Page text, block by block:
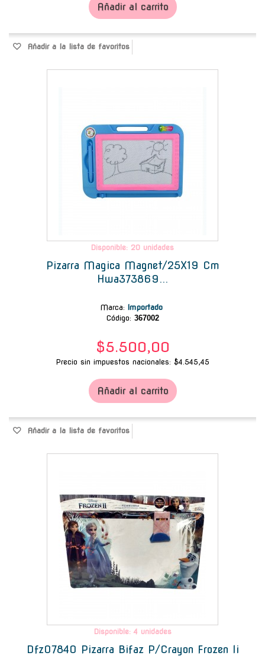
Añadir al carrito
Añadir a la lista de favoritos
Disponible: 20 unidades
Pizarra Magica Magnet/25X19 Cm
Hwa373869...
Marca: Importado
Código: 367002
$5.500,00
Precio sin impuestos nacionales: $4.545,45
Añadir al carrito
Añadir a la lista de favoritos
Disponible: 4 unidades
Dfz07840 Pizarra Bifaz P/Crayon Frozen Ii